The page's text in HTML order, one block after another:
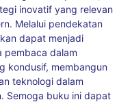
inovatif yang relevan
Melalui pendekatan
dapat menjadi
pembaca dalam
kondusif, membangun
teknologi dalam
Semoga buku ini dapat